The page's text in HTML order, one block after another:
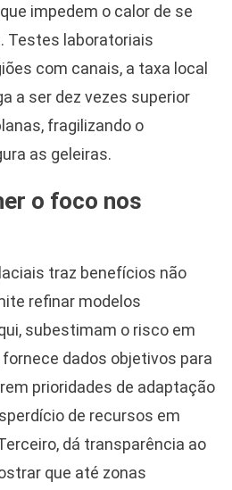
impedem o calor de se
Testes laboratoriais
com canais, a taxa local
a ser dez vezes superior
fragilizando o
as geleiras.
o foco nos
traz benefícios não
refinar modelos
subestimam o risco em
dados objetivos para
prioridades de adaptação
de recursos em
dá transparência ao
que até zonas